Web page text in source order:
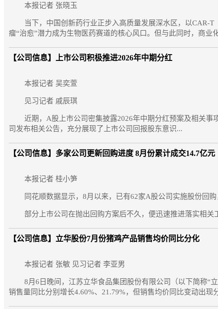
本报记者 张晓玉
当下，中国创新药行业正步入高质量发展深水区，以CAR-T
瘤“治愈”潜力成为生物医药赛道的核心风口。但与此同时，商
【公司信息】 上市公司积极推进2026年中期分红
本报记者 吴奕萱
见习记者 戚辰琪
近期，A股上市公司密集披露2026年中期分红预案及相关事
司发布相关公告，充分展现了上市公司回报股东意识...
【公司信息】 多家公司更新回购进度 8月份累计成交14.7亿元
本报记者 桂小笋
同花顺数据显示，8月以来，已有62家A股公司实施股份回购
部分上市公司在抛出回购方案后不久，便迅速推进落实相关
【公司信息】 立华股份7月份猪鸡产品销售均价同比分化
本报记者 张敏 见习记者 李亚男
8月6日晚间，江苏立华食品集团股份有限公司（以下简称“
销售量同比分别增长4.60%、21.79%，但销售均价同比变动出现